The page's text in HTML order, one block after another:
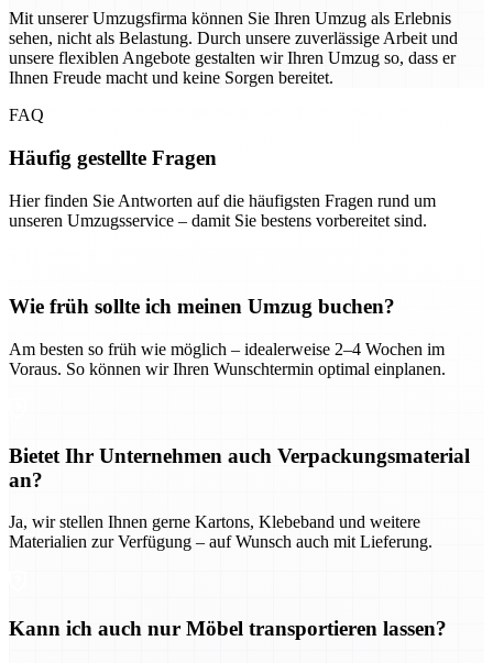
Mit unserer Umzugsfirma können Sie Ihren Umzug als Erlebnis
sehen, nicht als Belastung. Durch unsere zuverlässige Arbeit und
unsere flexiblen Angebote gestalten wir Ihren Umzug so, dass er
Ihnen Freude macht und keine Sorgen bereitet.
FAQ
Häufig gestellte Fragen
Hier finden Sie Antworten auf die häufigsten Fragen rund um
unseren Umzugsservice – damit Sie bestens vorbereitet sind.
Wie früh sollte ich meinen Umzug buchen?
Am besten so früh wie möglich – idealerweise 2–4 Wochen im
Voraus. So können wir Ihren Wunschtermin optimal einplanen.
Bietet Ihr Unternehmen auch Verpackungsmaterial
an?
Ja, wir stellen Ihnen gerne Kartons, Klebeband und weitere
Materialien zur Verfügung – auf Wunsch auch mit Lieferung.
Kann ich auch nur Möbel transportieren lassen?